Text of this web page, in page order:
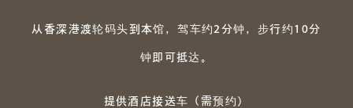
从香深港渡轮码头到本馆，驾车约2分钟，步行约10分
钟即可抵达。
提供酒店接送车（需预约）